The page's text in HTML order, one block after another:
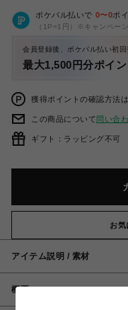
ポケパル払いで 0〜0ポ
（1P=1円）※キャンペーン
会員登録後、ポケパル払い初
最大1,500円分ポイ
獲得ポイントの確認方法は
この商品について問い合
ギフト：ラッピング不可
お気
アイテム説明 / 素材
概要